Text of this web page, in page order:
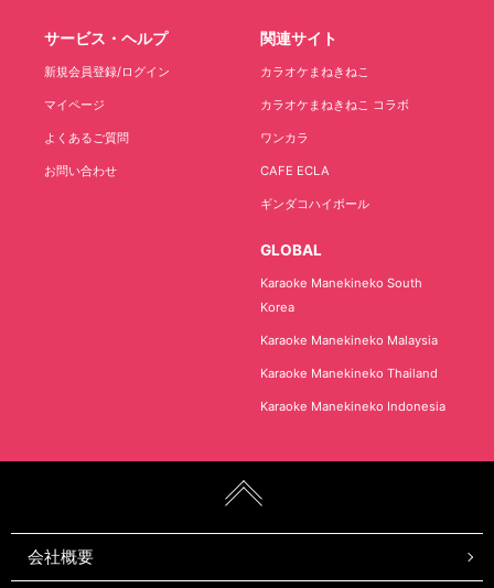
サービス・ヘルプ
新規会員登録/ログイン
マイページ
よくあるご質問
お問い合わせ
関連サイト
カラオケまねきねこ
カラオケまねきねこ コラボ
ワンカラ
CAFE ECLA
ギンダコハイボール
GLOBAL
Karaoke Manekineko South
Korea
Karaoke Manekineko Malaysia
Karaoke Manekineko Thailand
Karaoke Manekineko Indonesia
会社概要